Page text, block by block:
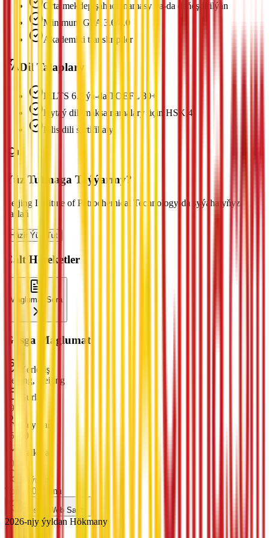
Orta mekdep şahadatnamasy ýa-da deňeşdirilýän
Minimum GPA 3.0/4.0
Akademiki transkriptler
Dil Talaplary
IELTS 6.0 ýa-da TOEFL 80+
Hytaý dili maksatnamalary üçin HSK 4
Iňlis dili sertifikaty
Ýüz Tutmaga Taýýarmy?
Beijing Institute of Petrochemical Technology-da syýahatyňyza
başlaň
Häzir Ýüz Tut
Çalt Hereketler
Maglumat Sora
Gysga Maglumat
Ýerleşiş
Beijing, Beijing
Gurlan
1978
Talyplar
15000
Halkara
500
Reýting
Top 200 China
Resmi Web Saýty
2026-njy ýyldan Hökmany